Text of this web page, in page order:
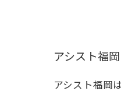
アシスト福
アシスト福岡